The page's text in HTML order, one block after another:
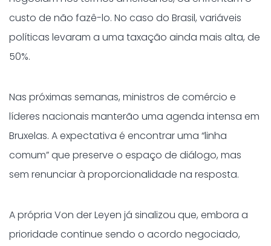
custo de não fazê-lo. No caso do Brasil, variáveis
políticas levaram a uma taxação ainda mais alta, de
50%.
Nas próximas semanas, ministros de comércio e
líderes nacionais manterão uma agenda intensa em
Bruxelas. A expectativa é encontrar uma “linha
comum” que preserve o espaço de diálogo, mas
sem renunciar à proporcionalidade na resposta.
A própria Von der Leyen já sinalizou que, embora a
prioridade continue sendo o acordo negociado,